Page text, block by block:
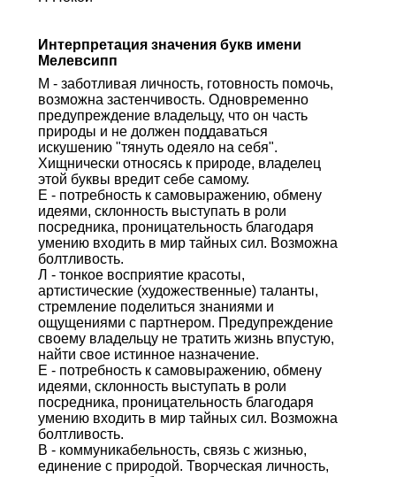
Интерпретация значения букв имени
Мелевсипп
М - заботливая личность, готовность помочь,
возможна застенчивость. Одновременно
предупреждение владельцу, что он часть
природы и не должен поддаваться
искушению "тянуть одеяло на себя".
Хищнически относясь к природе, владелец
этой буквы вредит себе самому.
Е - потребность к самовыражению, обмену
идеями, склонность выступать в роли
посредника, проницательность благодаря
умению входить в мир тайных сил. Возможна
болтливость.
Л - тонкое восприятие красоты,
артистические (художественные) таланты,
стремление поделиться знаниями и
ощущениями с партнером. Предупреждение
своему владельцу не тратить жизнь впустую,
найти свое истинное назначение.
Е - потребность к самовыражению, обмену
идеями, склонность выступать в роли
посредника, проницательность благодаря
умению входить в мир тайных сил. Возможна
болтливость.
В - коммуникабельность, связь с жизнью,
единение с природой. Творческая личность,